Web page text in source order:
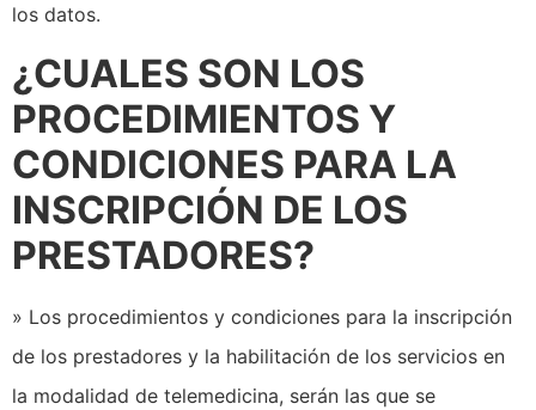
los datos.
¿CUALES SON LOS
PROCEDIMIENTOS Y
CONDICIONES PARA LA
INSCRIPCIÓN DE LOS
PRESTADORES?
» Los procedimientos y condiciones para la inscripción
de los prestadores y la habilitación de los servicios en
la modalidad de telemedicina, serán las que se